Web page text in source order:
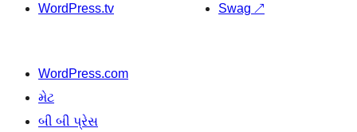
WordPress.tv
Swag ↗
WordPress.com
મેટ
બી બી પ્રેસ